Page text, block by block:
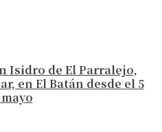
Isidro de El Parralejo,
en El Batán desde el 5